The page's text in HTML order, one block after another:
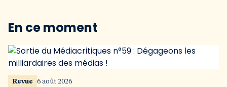
En ce moment
Revue 6 août 2026